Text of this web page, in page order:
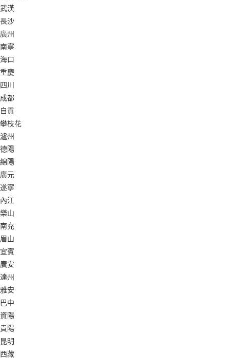
武漢
長沙
廣州
南寧
海口
重慶
四川
成都
自貢
攀枝花
瀘州
德陽
綿陽
廣元
遂寧
內江
樂山
南充
眉山
宜賓
廣安
達州
雅安
巴中
資陽
貴陽
昆明
西藏